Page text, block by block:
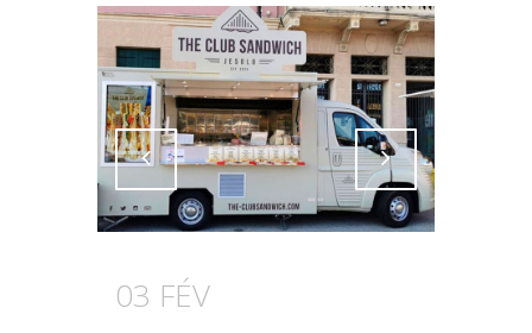
Attiva comando Attiva comando
03 FÉV